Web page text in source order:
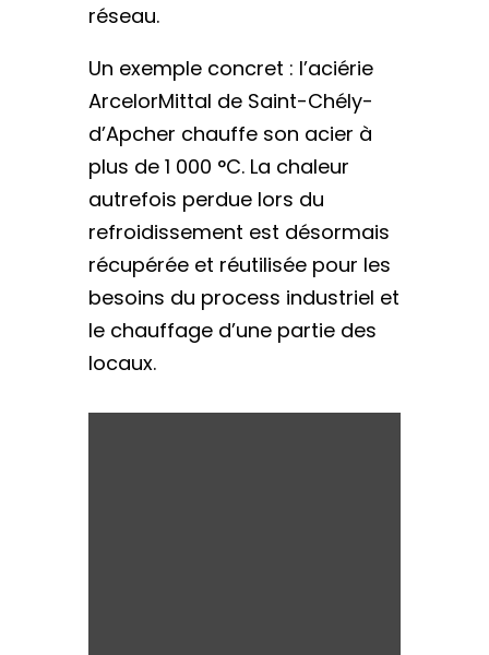
réseau.
Un exemple concret : l’aciérie
ArcelorMittal de Saint-Chély-
d’Apcher chauffe son acier à
plus de 1 000 °C. La chaleur
autrefois perdue lors du
refroidissement est désormais
récupérée et réutilisée pour les
besoins du process industriel et
le chauffage d’une partie des
locaux.